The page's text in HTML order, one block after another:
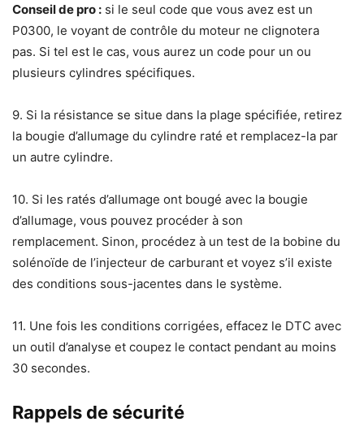
Conseil de pro : si le seul code que vous avez est un
P0300, le voyant de contrôle du moteur ne clignotera
pas. Si tel est le cas, vous aurez un code pour un ou
plusieurs cylindres spécifiques.
9. Si la résistance se situe dans la plage spécifiée, retirez
la bougie d’allumage du cylindre raté et remplacez-la par
un autre cylindre.
10. Si les ratés d’allumage ont bougé avec la bougie
d’allumage, vous pouvez procéder à son
remplacement. Sinon, procédez à un test de la bobine du
solénoïde de l’injecteur de carburant et voyez s’il existe
des conditions sous-jacentes dans le système.
11. Une fois les conditions corrigées, effacez le DTC avec
un outil d’analyse et coupez le contact pendant au moins
30 secondes.
Rappels de sécurité